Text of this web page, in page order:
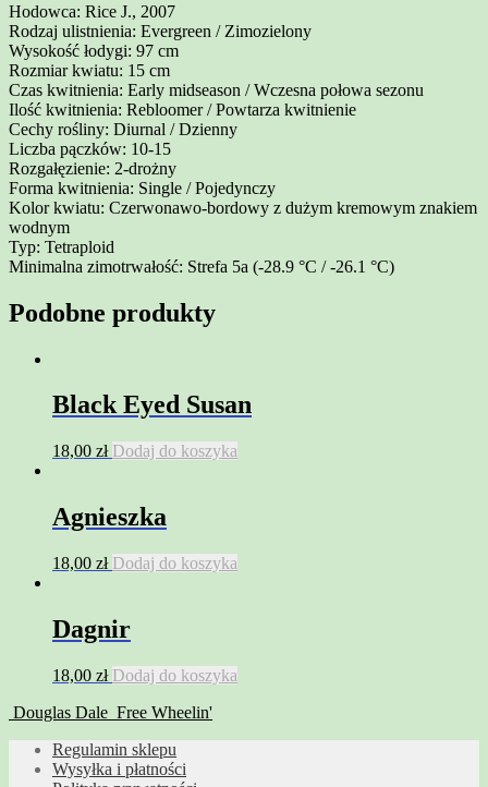
Hodowca: Rice J., 2007
Rodzaj ulistnienia: Evergreen / Zimozielony
Wysokość łodygi: 97 cm
Rozmiar kwiatu: 15 cm
Czas kwitnienia: Early midseason / Wczesna połowa sezonu
Ilość kwitnienia: Rebloomer / Powtarza kwitnienie
Cechy rośliny: Diurnal / Dzienny
Liczba pączków: 10-15
Rozgałęzienie: 2-drożny
Forma kwitnienia: Single / Pojedynczy
Kolor kwiatu: Czerwonawo-bordowy z dużym kremowym znakiem
wodnym
Typ: Tetraploid
Minimalna zimotrwałość: Strefa 5a (-28.9 °C / -26.1 °C)
Podobne produkty
Black Eyed Susan
18,00 zł Dodaj do koszyka
Agnieszka
18,00 zł Dodaj do koszyka
Dagnir
18,00 zł Dodaj do koszyka
Douglas Dale Free Wheelin'
Regulamin sklepu
Wysyłka i płatności